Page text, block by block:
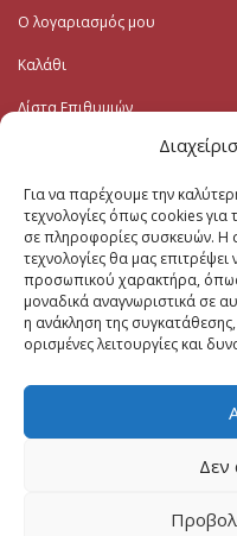
Για να παρέχουμε την
τεχνολογίες όπως cookies
σε πληροφορίες συσκευών. Η
τεχνολογίες θα μας
προσωπικού χαρακτήρα,
μοναδικά αναγνωριστικά σε
η ανάκληση της
ορισμένες λειτουργίες και
Δεν
Ο λογαριασμός μου
Καλάθι
Λίστα Επιθυμιών
Εγγραφή στο
Το Email σας (υποχρεωτικο)
Μηνυμα